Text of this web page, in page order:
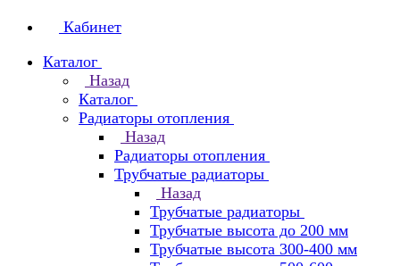
Кабинет
Каталог
Назад
Каталог
Радиаторы отопления
Назад
Радиаторы отопления
Трубчатые радиаторы
Назад
Трубчатые радиаторы
Трубчатые высота до 200 мм
Трубчатые высота 300-400 мм